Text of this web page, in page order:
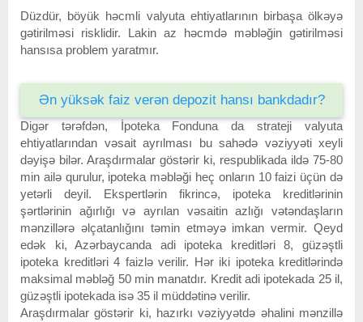
Düzdür, böyük həcmli valyuta ehtiyatlarının birbaşa ölkəyə
gətirilməsi risklidir. Lakin az həcmdə məbləğin gətirilməsi
hansısa problem yaratmır.
Ən yüksək faiz verən depozit hansı bankdadır?
Digər tərəfdən, İpoteka Fonduna da strateji valyuta
ehtiyatlarından vəsait ayrılması bu sahədə vəziyyəti xeyli
dəyişə bilər. Araşdırmalar göstərir ki, respublikada ildə 75-80
min ailə qurulur, ipoteka məbləği heç onların 10 faizi üçün də
yetərli deyil. Ekspertlərin fikrincə, ipoteka kreditlərinin
şərtlərinin ağırlığı və ayrılan vəsaitin azlığı vətəndaşların
mənzillərə əlçatanlığını təmin etməyə imkan vermir. Qeyd
edək ki, Azərbaycanda adi ipoteka kreditləri 8, güzəştli
ipoteka kreditləri 4 faizlə verilir. Hər iki ipoteka kreditlərində
maksimal məbləğ 50 min manatdır. Kredit adi ipotekada 25 il,
güzəştli ipotekada isə 35 il müddətinə verilir.
Araşdırmalar göstərir ki, hazırkı vəziyyətdə əhalini mənzillə